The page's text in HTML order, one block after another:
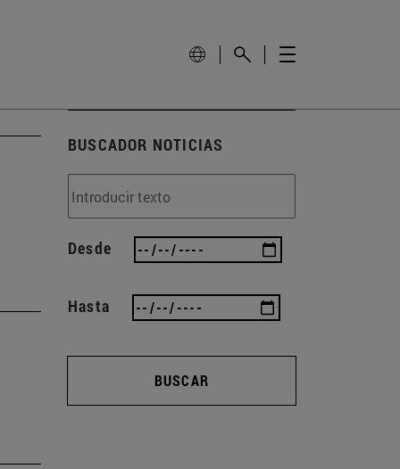
BUSCADOR NOTICIAS
Desde
Hasta
BUSCAR